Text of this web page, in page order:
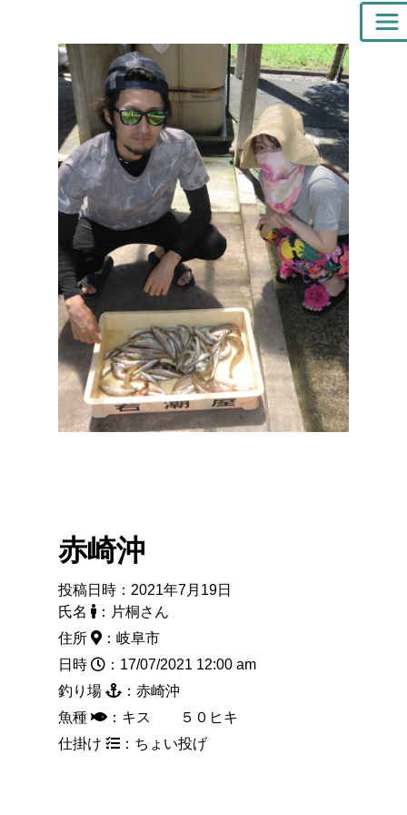
赤崎沖
投稿日時：2021年7月19日
氏名
：片桐さん
住所
：岐阜市
日時
：17/07/2021 12:00 am
釣り場
：赤崎沖
魚種
：キス ５０ヒキ
仕掛け
：ちょい投げ